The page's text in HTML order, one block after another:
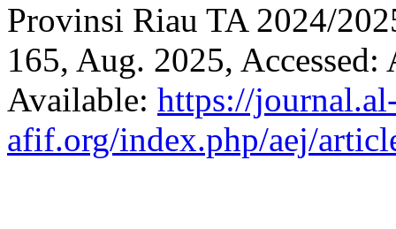
Provinsi Riau TA 2024/
165, Aug. 2025,
Available: https://
afif.org/index.php/aej/